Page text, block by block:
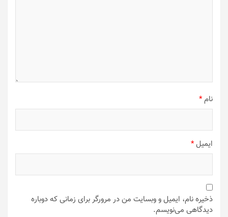
نام*
ایمیل*
ذخیره نام، ایمیل و وبسایت من در مرورگر برای زمانی که دوباره
دیدگاهی می‌نویسم.